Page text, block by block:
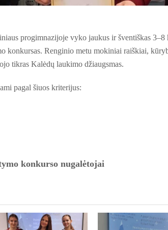
progimnazijoje vyko jaukus ir šventiškas
konkursas. Renginio metu mokiniai raiškiai,
tikras Kalėdų laukimo džiaugsmas.
pagal šiuos kriterijus:
konkurso nugalėtojai